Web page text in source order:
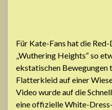
Für Kate-Fans hat die
„Wuthering Heights“ so
ekstatischen Bewegungen
Flatterkleid auf einer
Video wurde auf die
eine offizielle White-